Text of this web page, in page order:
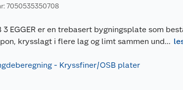
7050535350708
3 EGGER er en trebasert bygningsplate som
krysslagt i flere lag og limt sammen und...
- Kryssfiner/OSB plater